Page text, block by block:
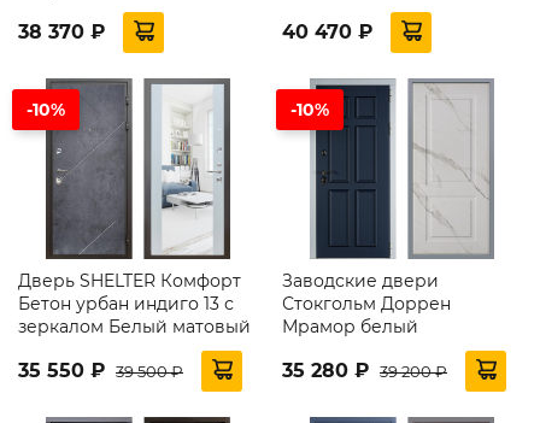
38 370 ₽ 40 470 ₽
-10%
Дверь SHELTER Комфорт
Бетон урбан индиго 13 с
зеркалом Белый матовый
35 550 ₽ 39 500 ₽
-10%
Заводские двери
Стокгольм Доррен
Мрамор белый
35 280 ₽ 39 200 ₽